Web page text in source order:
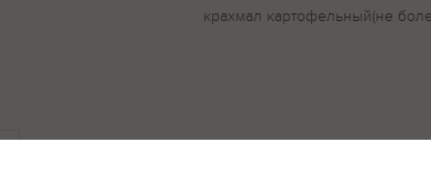
крахмал картофельный(не боле